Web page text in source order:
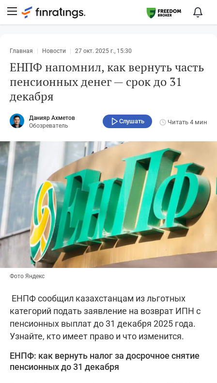
Главная Новости 27 окт. 2025 г., 15:30
ЕНПФ напомнил, как вернуть часть
пенсионных денег — срок до 31
декабря
Данияр Ахметов
Обозреватель
Слушать Читать 4 мин
Фото Яндекс
ЕНПФ сообщил казахстанцам из льготных
категорий подать заявление на возврат ИПН с
пенсионных выплат до 31 декабря 2025 года.
Узнайте, кто имеет право и что изменится.
ЕНПФ: как вернуть налог за досрочное снятие
пенсионных до 31 декабря